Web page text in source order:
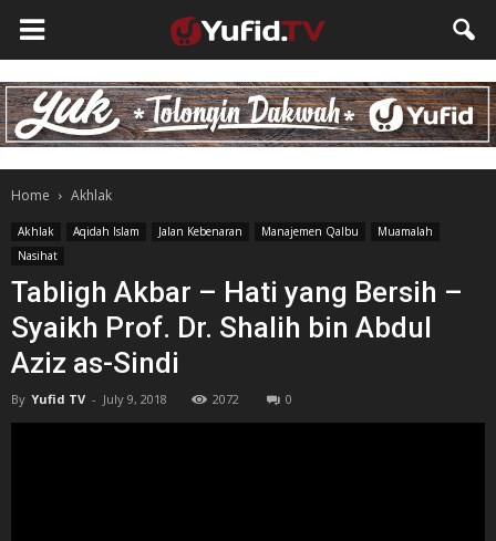
Home Akhlak
Akhlak Aqidah Islam Jalan Kebenaran Manajemen Qalbu
Muamalah
Nasihat
Tabligh Akbar – Hati yang Bersih –
Syaikh Prof. Dr. Shalih bin Abdul
Aziz as-Sindi
By Yufid TV - July 9, 2018 2072 0